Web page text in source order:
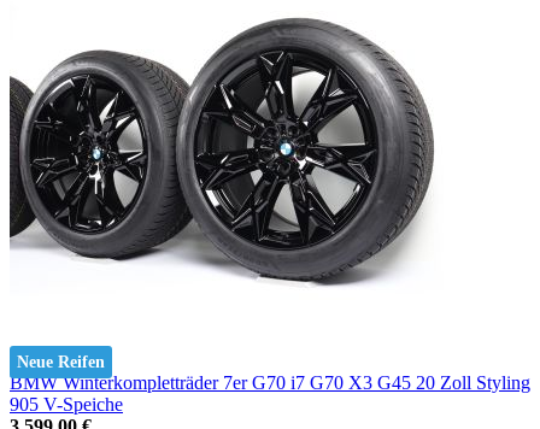
Neue Reifen
BMW Winterkompletträder 7er G70 i7 G70 X3 G45 20 Zoll Styling
905 V-Speiche